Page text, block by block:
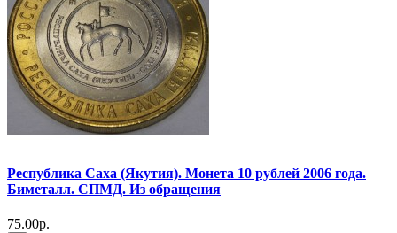
Республика Саха (Якутия). Монета 10 рублей 2006 года.
Биметалл. СПМД. Из обращения
75.00р.